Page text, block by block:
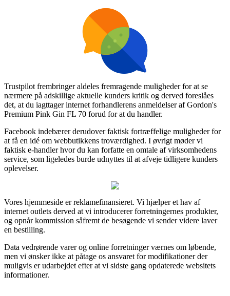
Trustpilot frembringer aldeles fremragende muligheder for at se
nærmere på adskillige aktuelle kunders kritik og derved foreslåes
det, at du iagttager internet forhandlerens anmeldelser af Gordon's
Premium Pink Gin FL 70 forud for at du handler.
Facebook indebærer derudover faktisk fortræffelige muligheder for
at få en idé om webbutikkens troværdighed. I øvrigt møder vi
faktisk e-handler hvor du kan forfatte en omtale af virksomhedens
service, som ligeledes burde udnyttes til at afveje tidligere kunders
oplevelser.
Vores hjemmeside er reklamefinansieret. Vi hjælper et hav af
internet outlets derved at vi introducerer forretningernes produkter,
og opnår kommission såfremt de besøgende vi sender videre laver
en bestilling.
Data vedrørende varer og online forretninger værnes om løbende,
men vi ønsker ikke at påtage os ansvaret for modifikationer der
muligvis er udarbejdet efter at vi sidste gang opdaterede websitets
informationer.